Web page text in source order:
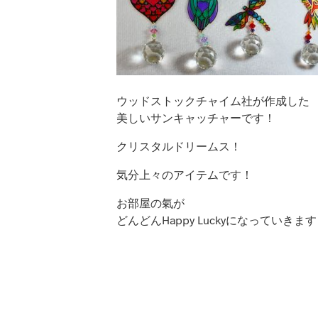
ウッドストックチャイム社が作成した
美しいサンキャッチャーです！
クリスタルドリームス！
気分上々のアイテムです！
お部屋の氣が
どんどんHappy Luckyになっていきま